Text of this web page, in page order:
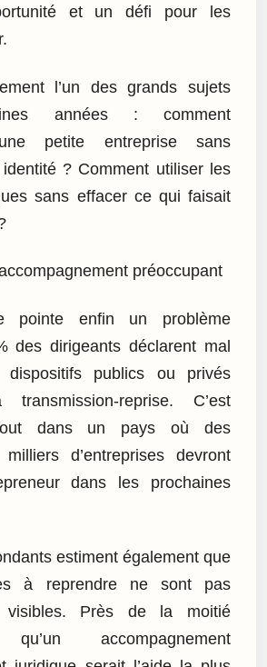
et un défi pour les
l’un des grands sujets
années : comment
petite entreprise sans
? Comment utiliser les
sans effacer ce qui faisait
préoccupant
pointe enfin un problème
des dirigeants déclarent mal
dispositifs publics ou privés
reprise. C’est
dans un pays où des
d’entreprises devront
dans les prochaines
estiment également que
à reprendre ne sont pas
visibles. Près de la moitié
qu’un accompagnement